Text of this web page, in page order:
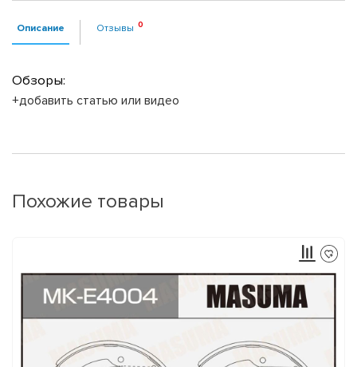
Описание Отзывы
Обзоры:
+добавить статью или видео
Похожие товары